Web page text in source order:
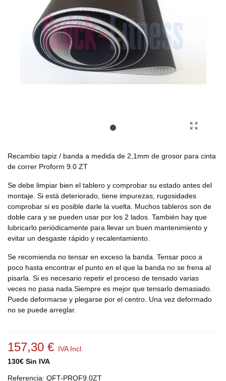
Recambio tapiz / banda a medida de 2,1mm de grosor para cinta
de correr Proform 9.0 ZT
Se debe limpiar bien el tablero y comprobar su estado antes del
montaje. Si está deteriorado, tiene impurezas, rugosidades
comprobar si es posible darle la vuelta. Muchos tableros son de
doble cara y se pueden usar por los 2 lados. También hay que
lubricarlo periódicamente para llevar un buen mantenimiento y
evitar un desgaste rápido y recalentamiento.
Se recomienda no tensar en exceso la banda. Tensar poco a
poco hasta encontrar el punto en el que la banda no se frena al
pisarla. Si es necesario repetir el proceso de tensado varias
veces no pasa nada.Siempre es mejor que tensarlo demasiado.
Puede deformarse y plegarse por el centro. Una vez deformado
no se puede arreglar.
157,30 € IVA Incl.
130€ Sin IVA
Referencia: QFT-PROF9.0ZT